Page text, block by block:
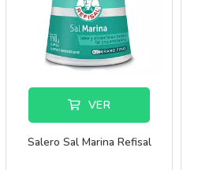
VER
Salero Sal Marina Refisal